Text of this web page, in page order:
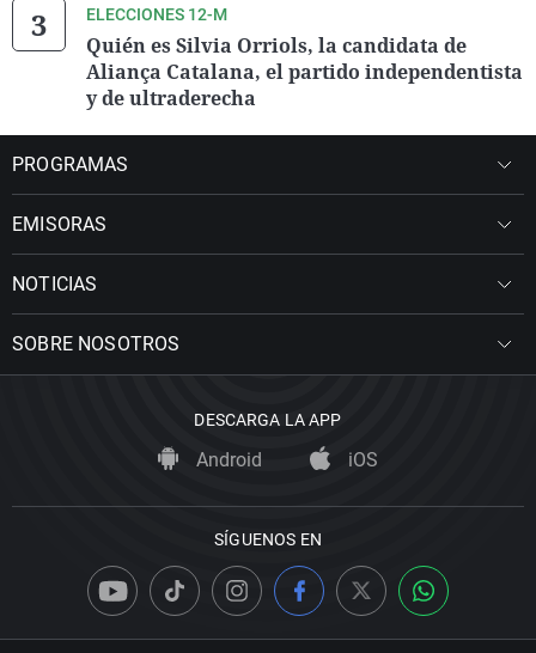
ELECCIONES 12-M
Quién es Silvia Orriols, la candidata de
Aliança Catalana, el partido independentista
y de ultraderecha
PROGRAMAS
EMISORAS
NOTICIAS
SOBRE NOSOTROS
DESCARGA LA APP
Android iOS
SÍGUENOS EN